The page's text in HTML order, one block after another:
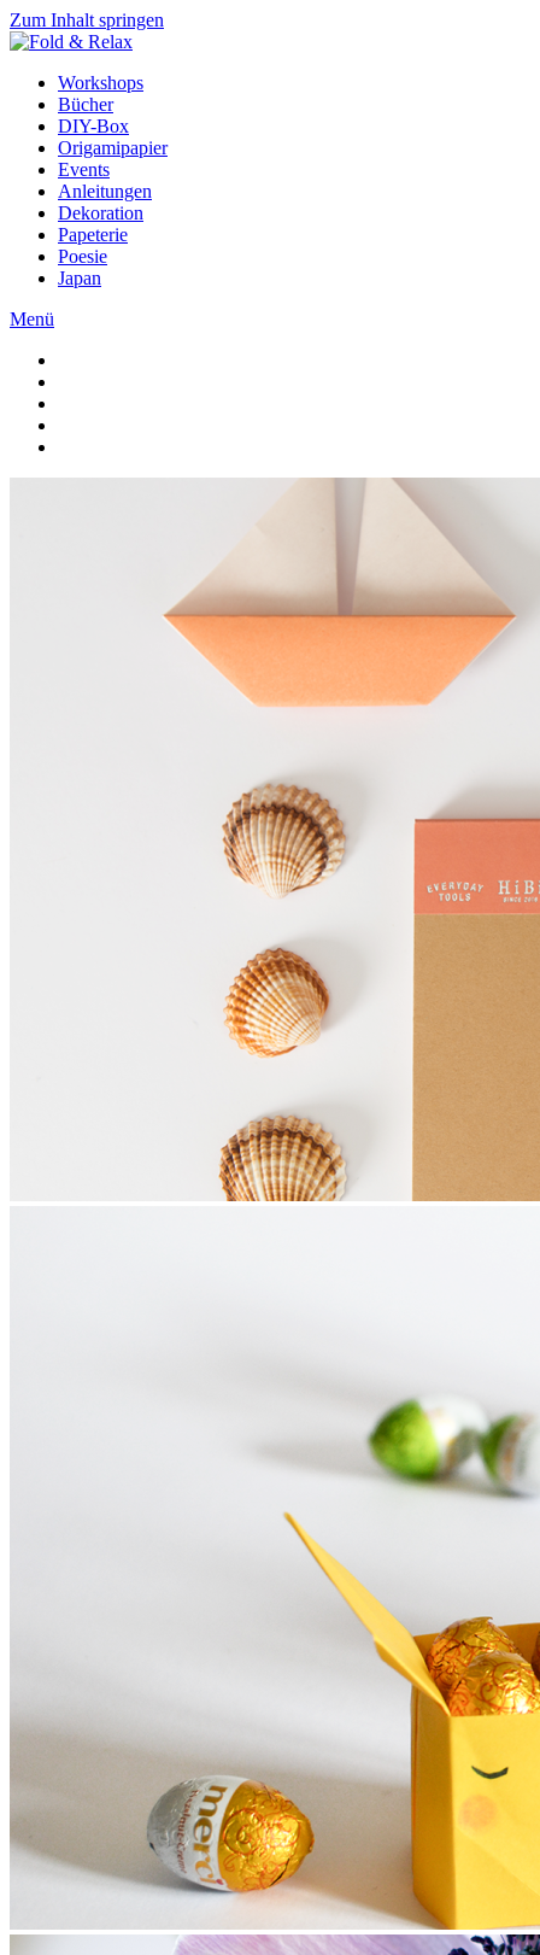
Zum Inhalt springen
Workshops
Bücher
DIY-Box
Origamipapier
Events
Anleitungen
Dekoration
Papeterie
Poesie
Japan
Menü